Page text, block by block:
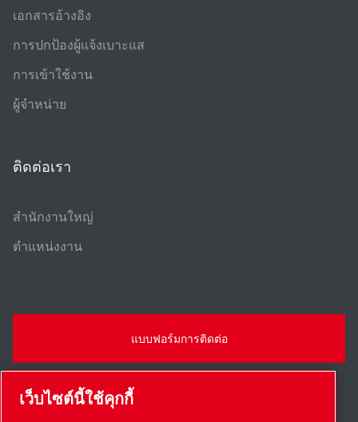
เอกสารอ้างอิง
การปกป้องผู้แจ้งเบาะแส
การเข้าใช้งาน
ผู้จําหน่าย
ติดต่อเรา
สํานักงานใหญ่
ตําแหน่งงาน
แบบฟอร์มการติดต่อ
เว็บไซต์นี้ใช้คุกกี้